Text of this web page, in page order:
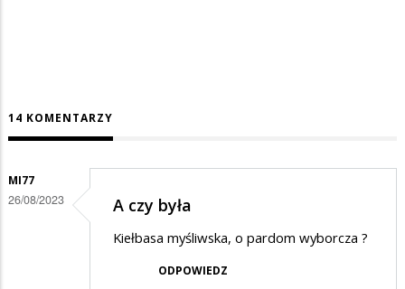
14 KOMENTARZY
MI77
26/08/2023 A czy była
Kiełbasa myśliwska, o pardom wyborcza ?
ODPOWIEDZ